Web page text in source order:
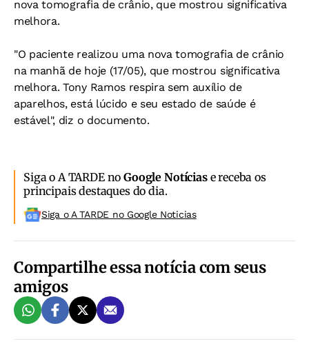
nova tomografia de crânio, que mostrou significativa
melhora.
"O paciente realizou uma nova tomografia de crânio
na manhã de hoje (17/05), que mostrou significativa
melhora. Tony Ramos respira sem auxílio de
aparelhos, está lúcido e seu estado de saúde é
estável", diz o documento.
Siga o A TARDE noGoogle Notíciase receba os
principais destaques do dia.
Siga o A TARDE no Google Noticias
Compartilhe essa notícia com seus
amigos